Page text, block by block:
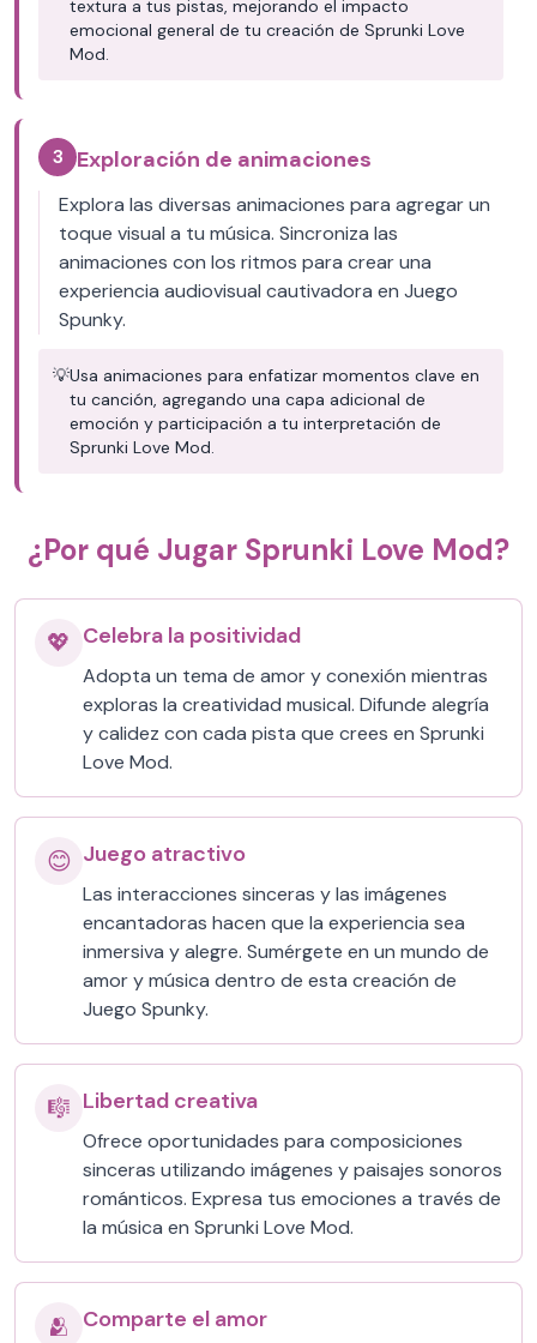
textura a tus pistas, mejorando el impacto
emocional general de tu creación de Sprunki Love
Mod.
3 Exploración de animaciones
Explora las diversas animaciones para agregar un
toque visual a tu música. Sincroniza las
animaciones con los ritmos para crear una
experiencia audiovisual cautivadora en Juego
Spunky.
💡Usa animaciones para enfatizar momentos clave en
tu canción, agregando una capa adicional de
emoción y participación a tu interpretación de
Sprunki Love Mod.
¿Por qué Jugar Sprunki Love Mod?
💖 Celebra la positividad
Adopta un tema de amor y conexión mientras
exploras la creatividad musical. Difunde alegría
y calidez con cada pista que crees en Sprunki
Love Mod.
😊 Juego atractivo
Las interacciones sinceras y las imágenes
encantadoras hacen que la experiencia sea
inmersiva y alegre. Sumérgete en un mundo de
amor y música dentro de esta creación de
Juego Spunky.
🎼 Libertad creativa
Ofrece oportunidades para composiciones
sinceras utilizando imágenes y paisajes sonoros
románticos. Expresa tus emociones a través de
la música en Sprunki Love Mod.
🫂 Comparte el amor